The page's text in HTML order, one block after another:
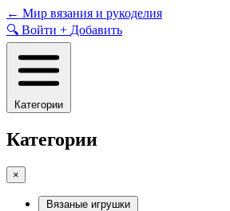
Skip
to
content
← Мир вязания и рукоделия
🔍 Войти + Добавить
Категории
Категории
×
Вязаные игрушки